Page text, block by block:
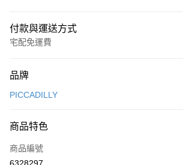
付款與運送方式
宅配免運費
信用卡一次付款
LINE Pay
Apple Pay
品牌
PICCADILLY
商品特色
商品編號